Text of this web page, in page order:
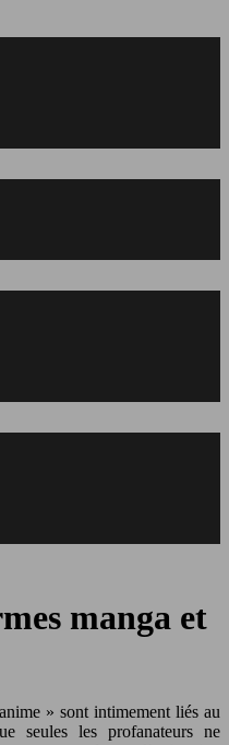
manga et
» sont intimement liés au
seules les profanateurs ne